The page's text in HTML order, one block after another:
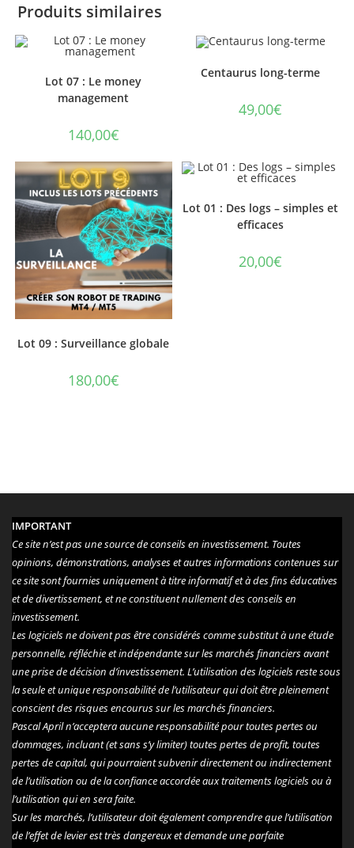
Produits similaires
Lot 07 : Le money
management
140,00€
Centaurus long-terme
49,00€
Lot 09 : Surveillance globale
180,00€
Lot 01 : Des logs – simples et
efficaces
20,00€
IMPORTANT
Ce site n’est pas une source de conseils en investissement. Toutes
opinions, démonstrations, analyses et autres informations contenues sur
ce site sont fournies uniquement à titre informatif et à des fins éducatives
et de divertissement, et ne constituent nullement des conseils en
investissement.
Les logiciels ne doivent pas être considérés comme substitut à une étude
personnelle, réfléchie et indépendante sur les marchés financiers avant
une prise de décision d’investissement. L’utilisation des logiciels reste sous
la seule et unique responsabilité de l’utilisateur qui doit être pleinement
conscient des risques encourus sur les marchés financiers.
Pascal April n’acceptera aucune responsabilité pour toutes pertes ou
dommages, incluant (et sans s’y limiter) toutes pertes de profit, toutes
pertes de capital, qui pourraient subvenir directement ou indirectement
de l’utilisation ou de la confiance accordée aux traitements logiciels ou à
l’utilisation qui en sera faite.
Sur les marchés, l’utilisateur doit également comprendre que l’utilisation
de l’effet de levier est très dangereux et demande une parfaite